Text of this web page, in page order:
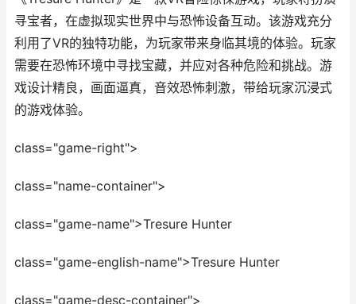
寻宝者，在虚拟现实世界中与恐怖设备互动。该游戏充分
利用了VR的独特功能，为玩家带来身临其境的体验。玩家
需要在恐怖环境中寻找宝藏，并应对各种危险和挑战。游
戏设计精良，画面逼真，音效恐怖刺激，带给玩家沉浸式
的游戏体验。
class="game-right">
class="name-container">
class="game-name">Tresure Hunter
class="game-english-name">Tresure Hunter
class="game-desc-container">